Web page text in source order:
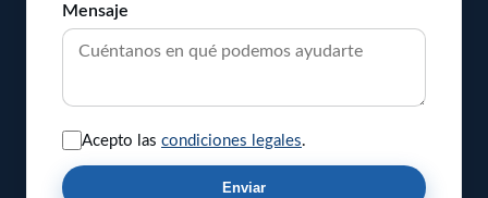
Mensaje
Acepto las condiciones legales
Enviar